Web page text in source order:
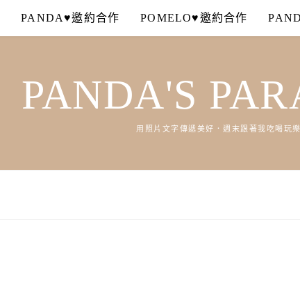
PANDA♥邀約合作 POMELO♥邀約合作
PANDA'S
用照片文字傳遞美好．週末跟著我吃喝玩樂